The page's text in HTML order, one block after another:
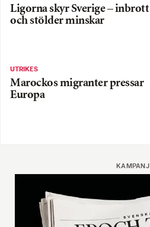
Ligorna skyr Sverige – inbrott
och stölder minskar
UTRIKES
Marockos migranter pressar
Europa
KAMPANJ